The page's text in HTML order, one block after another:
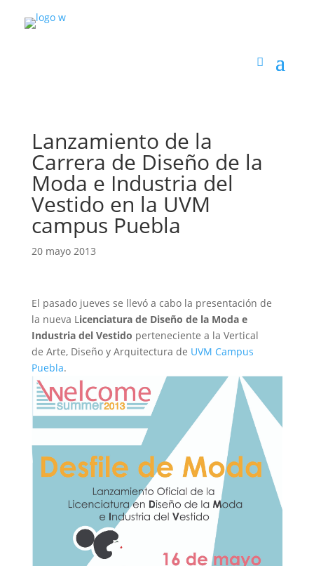
Lanzamiento de la
Carrera de Diseño de la
Moda e Industria del
Vestido en la UVM
campus Puebla
20 mayo 2013
El pasado jueves se llevó a cabo la presentación de
la nueva Licenciatura de Diseño de la Moda e
Industria del Vestido perteneciente a la Vertical
de Arte, Diseño y Arquitectura de UVM Campus
Puebla.